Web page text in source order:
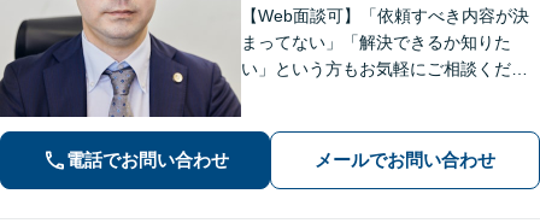
【Web面談可】「依頼すべき内容が決
まってない」「解決できるか知りた
い」という方もお気軽にご相談くださ
対応できます
電話でお問い合わせ メールでお問い合わせ